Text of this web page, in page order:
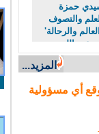
حمزة
والتصوف
والرحالة'
الله
المزيد...
أي مسؤولية